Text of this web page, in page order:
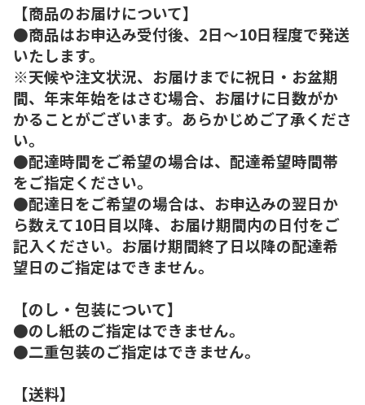
【商品のお届けについて】
●商品はお申込み受付後、2日～10日程度で発送
いたします。
※天候や注文状況、お届けまでに祝日・お盆期
間、年末年始をはさむ場合、お届けに日数がか
かることがございます。あらかじめご了承くださ
い。
●配達時間をご希望の場合は、配達希望時間帯
をご指定ください。
●配達日をご希望の場合は、お申込みの翌日か
ら数えて10日目以降、お届け期間内の日付をご
記入ください。お届け期間終了日以降の配達希
望日のご指定はできません。
【のし・包装について】
●のし紙のご指定はできません。
●二重包装のご指定はできません。
【送料】